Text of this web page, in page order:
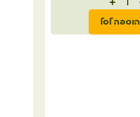
הוספה לסל